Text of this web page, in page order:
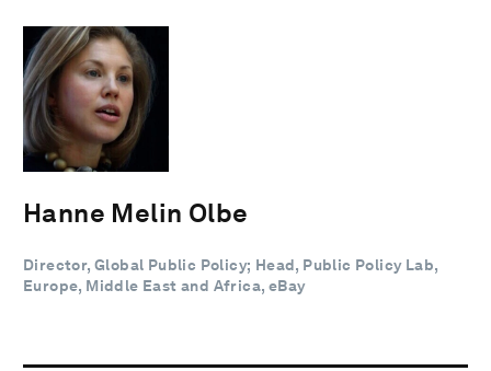
Hanne Melin Olbe
Director, Global Public Policy; Head, Public Policy Lab,
Europe, Middle East and Africa, eBay